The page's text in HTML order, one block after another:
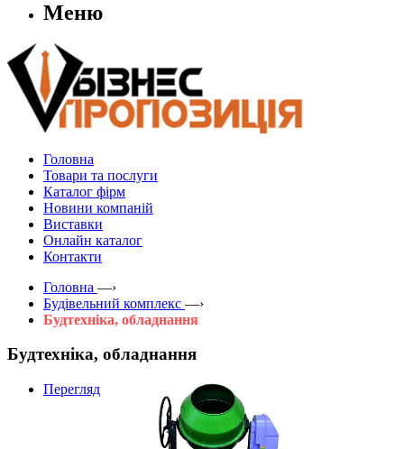
Меню
Головна
Товари та послуги
Каталог фірм
Новини компаній
Виставки
Онлайн каталог
Контакти
Головна —›
Будівельний комплекс —›
Будтехніка, обладнання
Будтехніка, обладнання
Перегляд